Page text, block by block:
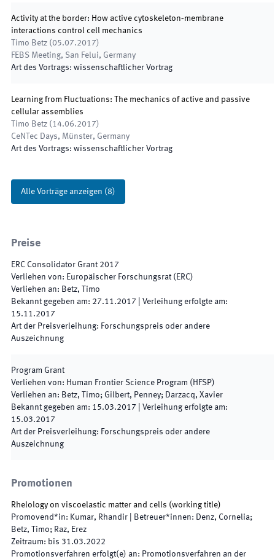
Activity at the border: How active cytoskeleton‐membrane
interactions control cell mechanics
Timo Betz (05.07.2017)
FEBS Meeting, San Felui, Germany
Art des Vortrags: wissenschaftlicher Vortrag
Learning from Fluctuations: The mechanics of active and passive
cellular assemblies
Timo Betz ( 14.06.2017)
CeNTec Days, Münster, Germany
Art des Vortrags: wissenschaftlicher Vortrag
Alle Vorträge anzeigen (8)
Preise
ERC Consolidator Grant 2017
Verliehen von: Europäischer Forschungsrat (ERC)
Verliehen an: Betz, Timo
Bekannt gegeben am: 27.11.2017 Verleihung erfolgte am:
15.11.2017
Art der Preisverleihung: Forschungspreis oder andere
Auszeichnung
Program Grant
Verliehen von: Human Frontier Science Program (HFSP)
Verliehen an: Betz, Timo; Gilbert, Penney; Darzacq, Xavier
Bekannt gegeben am: 15.03.2017 Verleihung erfolgte am:
15.03.2017
Art der Preisverleihung: Forschungspreis oder andere
Auszeichnung
Promotionen
Rhelology on viscoelastic matter and cells (working title)
Promovend*in: Kumar, Rhandir Betreuer*innen: Denz, Cornelia;
Betz, Timo; Raz, Erez
Zeitraum: bis 31.03.2022
Promotionsverfahren erfolgt(e) an: Promotionsverfahren an der